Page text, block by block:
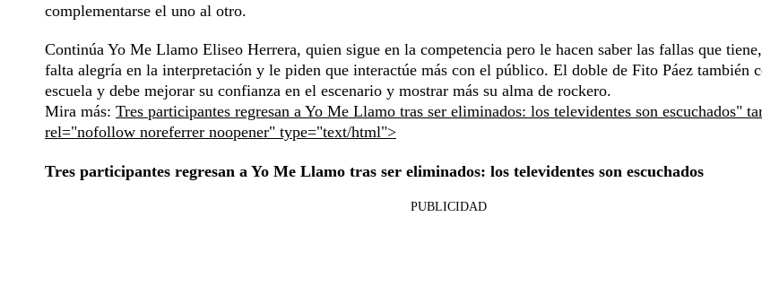
complementarse el uno al otro.
Continúa Yo Me Llamo Eliseo Herrera, quien sigue en la competencia pero le hacen saber las fallas que
falta alegría en la interpretación y le piden que interactúe más con el público. El doble de Fito Páez también
escuela y debe mejorar su confianza en el escenario y mostrar más su alma de rockero.
Mira más: Tres participantes regresan a Yo Me Llamo tras ser eliminados: los televidentes son escuchados"
rel="nofollow noreferrer noopener" type="text/html">
Tres participantes regresan a Yo Me Llamo tras ser eliminados: los televidentes son escuchados
PUBLICIDAD